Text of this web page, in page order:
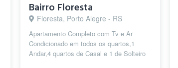
Bairro Floresta
Floresta, Porto Alegre - RS
Apartamento Completo com Tv e Ar
Condicionado em todos os quartos,1
Andar,4 quartos de Casal e 1 de Solteiro